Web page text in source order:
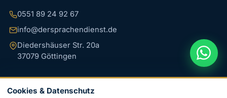
0551 89 24 92 67
info@dersprachendienst.de
Diedershäuser Str. 20a
37079 Göttingen
Cookies & Datenschutz